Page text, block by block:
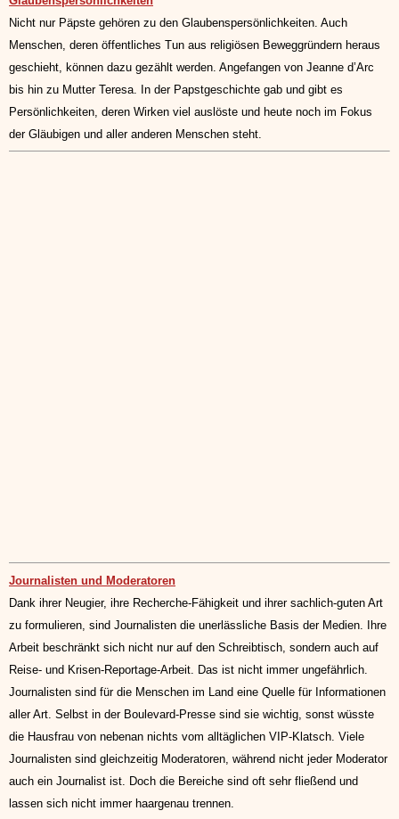
Nicht nur Päpste gehören zu den Glaubenspersönlichkeiten. Auch
Menschen, deren öffentliches Tun aus religiösen Beweggründern heraus
geschieht, können dazu gezählt werden. Angefangen von Jeanne d’Arc
bis hin zu Mutter Teresa. In der Papstgeschichte gab und gibt es
Persönlichkeiten, deren Wirken viel auslöste und heute noch im Fokus
der Gläubigen und aller anderen Menschen steht.
Journalisten und Moderatoren
Dank ihrer Neugier, ihre Recherche-Fähigkeit und ihrer sachlich-guten Art
zu formulieren, sind Journalisten die unerlässliche Basis der Medien. Ihre
Arbeit beschränkt sich nicht nur auf den Schreibtisch, sondern auch auf
Reise- und Krisen-Reportage-Arbeit. Das ist nicht immer ungefährlich.
Journalisten sind für die Menschen im Land eine Quelle für Informationen
aller Art. Selbst in der Boulevard-Presse sind sie wichtig, sonst wüsste
die Hausfrau von nebenan nichts vom alltäglichen VIP-Klatsch. Viele
Journalisten sind gleichzeitig Moderatoren, während nicht jeder Moderator
auch ein Journalist ist. Doch die Bereiche sind oft sehr fließend und
lassen sich nicht immer haargenau trennen.